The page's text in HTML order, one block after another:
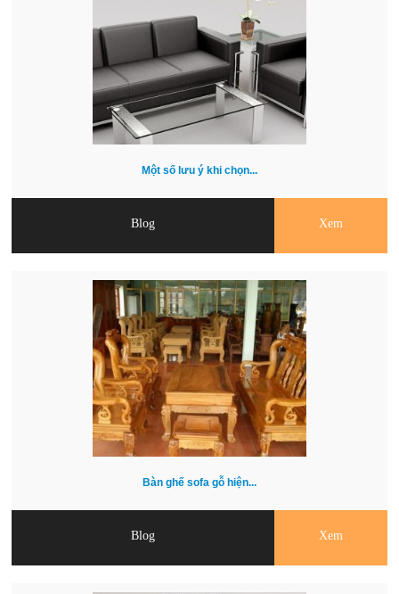
Một số lưu ý khi chọn...
Blog Xem
Bàn ghế sofa gỗ hiện...
Blog Xem